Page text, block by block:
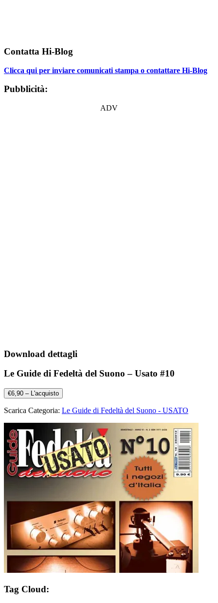
Contatta Hi-Blog
Clicca qui per inviare comunicati stampa o contattare Hi-Blog
Pubblicità:
ADV
Download dettagli
Le Guide di Fedeltà del Suono – Usato #10
€6,90 – L'acquisto
Scarica Categoria: Le Guide di Fedeltà del Suono - USATO
Tag Cloud: